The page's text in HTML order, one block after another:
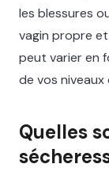
les blessures
vagin propre
peut varier en
de vos niveaux
Quelles